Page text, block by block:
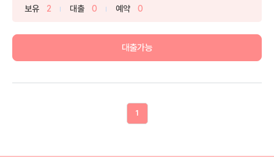
보유 2 대출 0 예약 0
대출가능
1